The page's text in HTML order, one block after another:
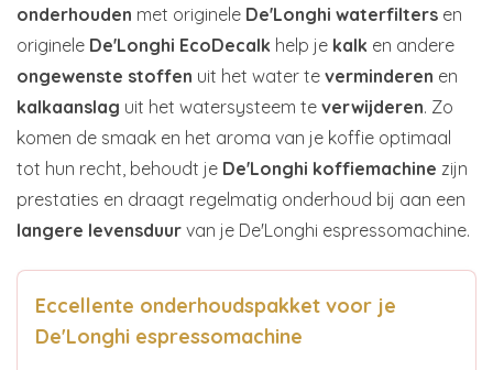
onderhouden met originele De'Longhi waterfilters en
originele De'Longhi EcoDecalk help je kalk en andere
ongewenste stoffen uit het water te verminderen en
kalkaanslag uit het watersysteem te verwijderen. Zo
komen de smaak en het aroma van je koffie optimaal
tot hun recht, behoudt je De'Longhi koffiemachine zijn
prestaties en draagt regelmatig onderhoud bij aan een
langere levensduur van je De'Longhi espressomachine.
Eccellente onderhoudspakket voor je
De'Longhi espressomachine